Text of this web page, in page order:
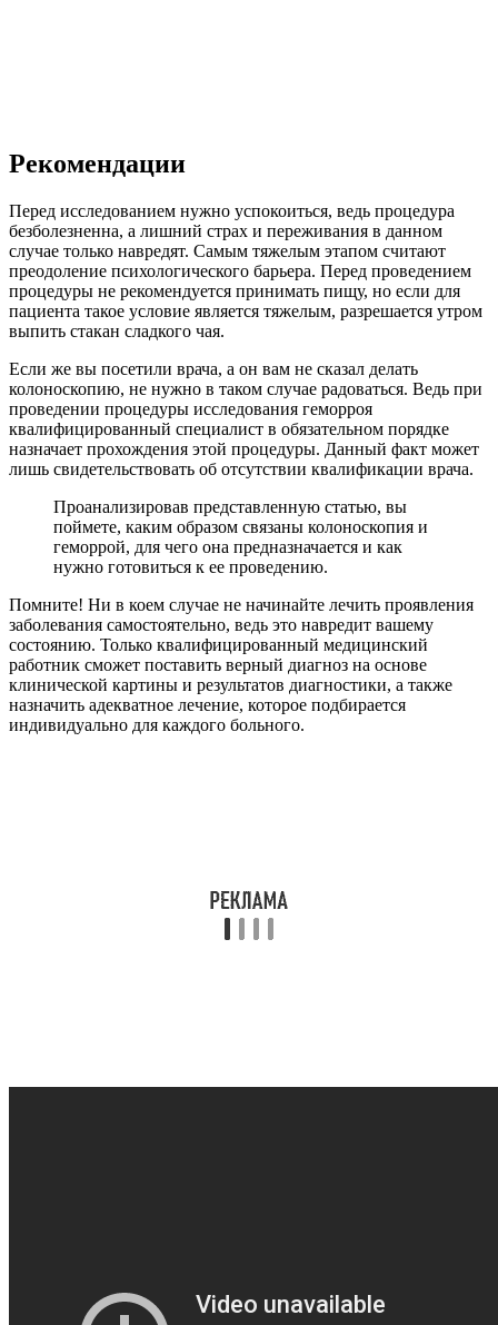
Рекомендации
Перед исследованием нужно успокоиться, ведь процедура
безболезненна, а лишний страх и переживания в данном
случае только навредят. Самым тяжелым этапом считают
преодоление психологического барьера. Перед проведением
процедуры не рекомендуется принимать пищу, но если для
пациента такое условие является тяжелым, разрешается утром
выпить стакан сладкого чая.
Если же вы посетили врача, а он вам не сказал делать
колоноскопию, не нужно в таком случае радоваться. Ведь при
проведении процедуры исследования геморроя
квалифицированный специалист в обязательном порядке
назначает прохождения этой процедуры. Данный факт может
лишь свидетельствовать об отсутствии квалификации врача.
Проанализировав представленную статью, вы
поймете, каким образом связаны колоноскопия и
геморрой, для чего она предназначается и как
нужно готовиться к ее проведению.
Помните! Ни в коем случае не начинайте лечить проявления
заболевания самостоятельно, ведь это навредит вашему
состоянию. Только квалифицированный медицинский
работник сможет поставить верный диагноз на основе
клинической картины и результатов диагностики, а также
назначить адекватное лечение, которое подбирается
индивидуально для каждого больного.